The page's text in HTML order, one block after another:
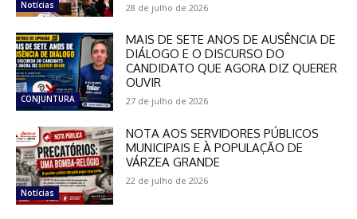
Notícias 28 de julho de 2026
CONJUNTURA
MAIS DE SETE ANOS DE AUSÊNCIA DE
DIÁLOGO E O DISCURSO DO
CANDIDATO QUE AGORA DIZ QUERER
OUVIR
27 de julho de 2026
Notícias
NOTA AOS SERVIDORES PÚBLICOS
MUNICIPAIS E À POPULAÇÃO DE
VÁRZEA GRANDE
22 de julho de 2026